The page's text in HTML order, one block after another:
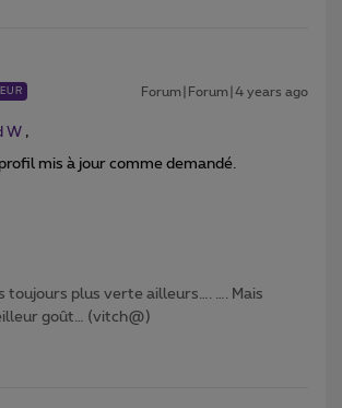
Forum|Forum|4 years ago
W ,
mis à jour comme demandé.
toujours plus verte ailleurs…. …. Mais
goût… (vitch@)